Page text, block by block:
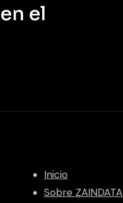
el
Inicio
Sobre ZAINDATA